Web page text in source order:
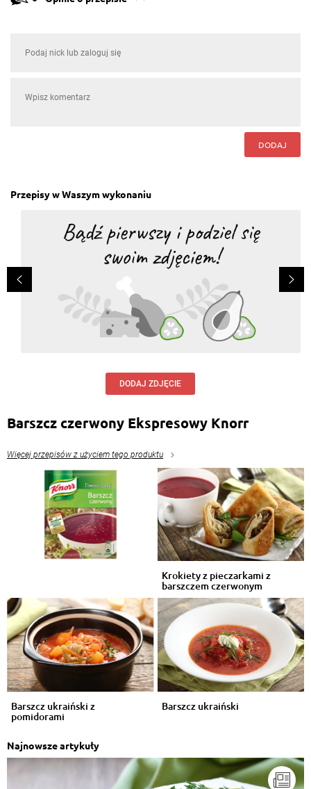
DODAJ
Przepisy w Waszym wykonaniu
DODAJ ZDJĘCIE
Barszcz czerwony Ekspresowy Knorr
Więcej przepisów z użyciem tego produktu
Krokiety z pieczarkami z
barszczem czerwonym
Barszcz ukraiński z
pomidorami
Barszcz ukraiński
Najnowsze artykuły